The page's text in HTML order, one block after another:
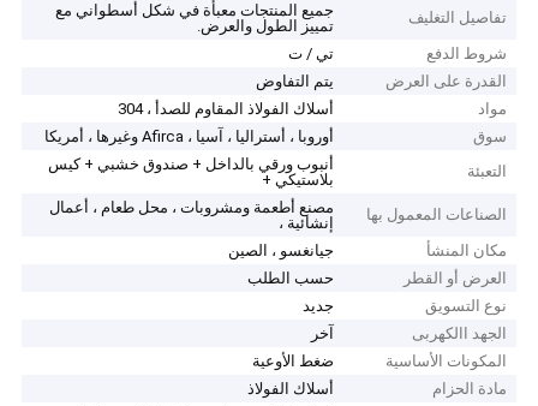
تفاصيل التغليف
جميع المنتجات معبأة في شكل أسطواني مع
تمييز الطول والعرض.
شروط الدفع
تي / ت
القدرة على العرض
يتم التفاوض
مواد
أسلاك الفولاذ المقاوم للصدأ ، 304
سوق
أوروبا ، أستراليا ، آسيا ، Afirca وغيرها ، أمريكا
التعبئة
أنبوب ورقي بالداخل + صندوق خشبي + كيس
بلاستيكي +
الصناعات المعمول بها
مصنع أطعمة ومشروبات ، محل طعام ، أعمال
إنشائية ،
مكان المنشأ
جيانغسو ، الصين
العرض أو القطر
حسب الطلب
نوع التسويق
جديد
الجهد االكهربى
آخر
المكونات الأساسية
ضغط الأوعية
مادة الحزام
أسلاك الفولاذ